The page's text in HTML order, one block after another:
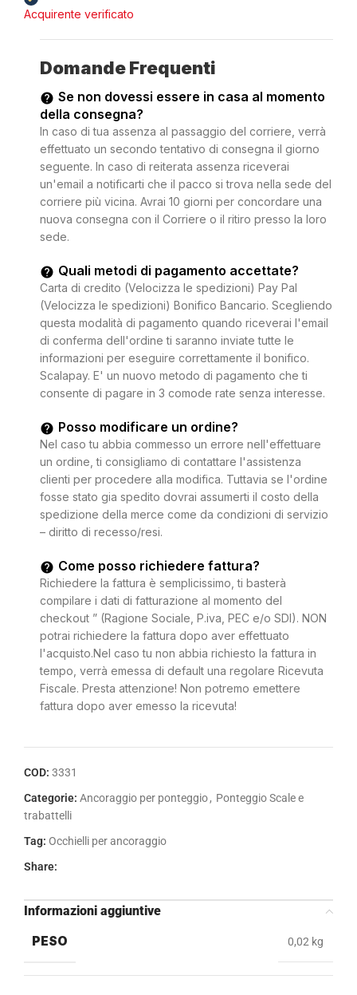
Acquirente verificato
Domande Frequenti
Se non dovessi essere in casa al momento
della consegna?
In caso di tua assenza al passaggio del corriere, verrà
effettuato un secondo tentativo di consegna il giorno
seguente. In caso di reiterata assenza riceverai
un'email a notificarti che il pacco si trova nella sede del
corriere più vicina. Avrai 10 giorni per concordare una
nuova consegna con il Corriere o il ritiro presso la loro
sede.
Quali metodi di pagamento accettate?
Carta di credito (Velocizza le spedizioni) Pay Pal
(Velocizza le spedizioni) Bonifico Bancario. Scegliendo
questa modalità di pagamento quando riceverai l'email
di conferma dell'ordine ti saranno inviate tutte le
informazioni per eseguire correttamente il bonifico.
Scalapay. E' un nuovo metodo di pagamento che ti
consente di pagare in 3 comode rate senza interesse.
Posso modificare un ordine?
Nel caso tu abbia commesso un errore nell'effettuare
un ordine, ti consigliamo di contattare l'assistenza
clienti per procedere alla modifica. Tuttavia se l'ordine
fosse stato gia spedito dovrai assumerti il costo della
spedizione della merce come da condizioni di servizio
– diritto di recesso/resi.
Come posso richiedere fattura?
Richiedere la fattura è semplicissimo, ti basterà
compilare i dati di fatturazione al momento del
checkout ” (Ragione Sociale, P.iva, PEC e/o SDI). NON
potrai richiedere la fattura dopo aver effettuato
l'acquisto.Nel caso tu non abbia richiesto la fattura in
tempo, verrà emessa di default una regolare Ricevuta
Fiscale. Presta attenzione! Non potremo emettere
fattura dopo aver emesso la ricevuta!
COD: 3331
Categorie: Ancoraggio per ponteggio, Ponteggio Scale e
trabattelli
Tag: Occhielli per ancoraggio
Share:
Informazioni aggiuntive
PESO
0,02 kg